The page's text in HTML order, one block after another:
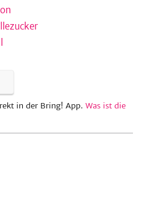
in der Bring! App. Was ist die